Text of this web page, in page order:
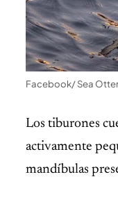
Facebook/ Sea
Los tiburones
activamente
mandíbulas